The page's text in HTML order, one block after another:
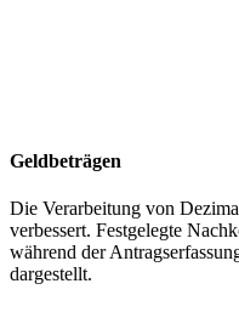
Geldbeträgen
Die Verarbeitung von
verbessert. Festgelegte
während der
dargestellt.